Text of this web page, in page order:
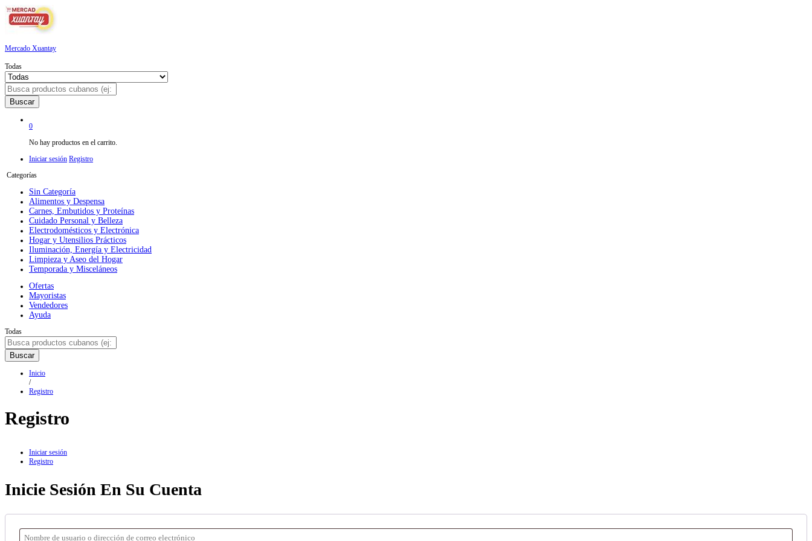
Mercado Xuantay
Todas
Buscar
0
No hay productos en el carrito.
Iniciar sesión Registro
Categorías
Sin Categoría
Alimentos y Despensa
Carnes, Embutidos y Proteínas
Cuidado Personal y Belleza
Electrodomésticos y Electrónica
Hogar y Utensilios Prácticos
Iluminación, Energía y Electricidad
Limpieza y Aseo del Hogar
Temporada y Misceláneos
Ofertas
Mayoristas
Vendedores
Ayuda
Todas
Buscar
Inicio
/
Registro
Registro
Iniciar sesión
Registro
Inicie Sesión En Su Cuenta